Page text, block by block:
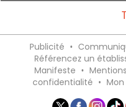
Publicité •
Référencez un
Manifeste •
confidentialité •